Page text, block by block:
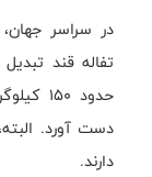
تفاله قند
دست آورد.
دارند.